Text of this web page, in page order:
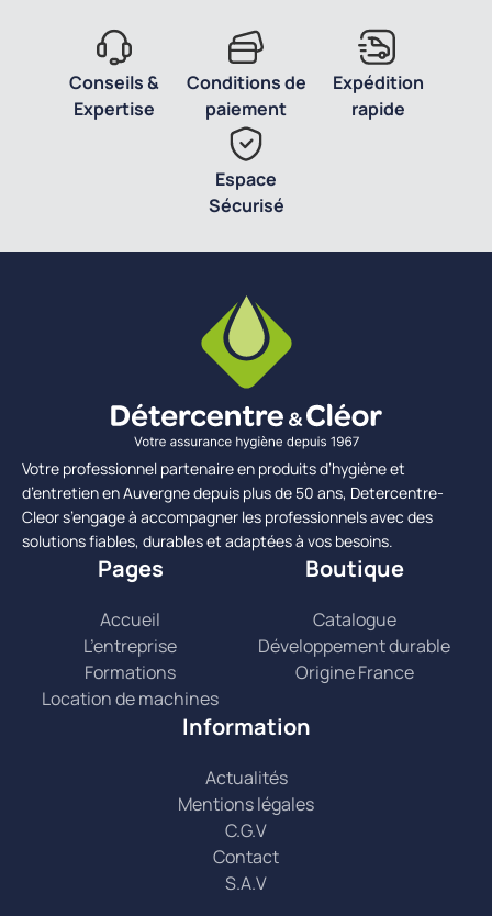
Conseils &
Expertise
Conditions de
paiement
Expédition
rapide
Espace
Sécurisé
Votre professionnel partenaire en produits d’hygiène et
d’entretien en Auvergne depuis plus de 50 ans, Detercentre-
Cleor s’engage à accompagner les professionnels avec des
solutions fiables, durables et adaptées à vos besoins.
Pages
Accueil
L’entreprise
Formations
Location de machines
Boutique
Catalogue
Développement durable
Origine France
Information
Actualités
Mentions légales
C.G.V
Contact
S.A.V